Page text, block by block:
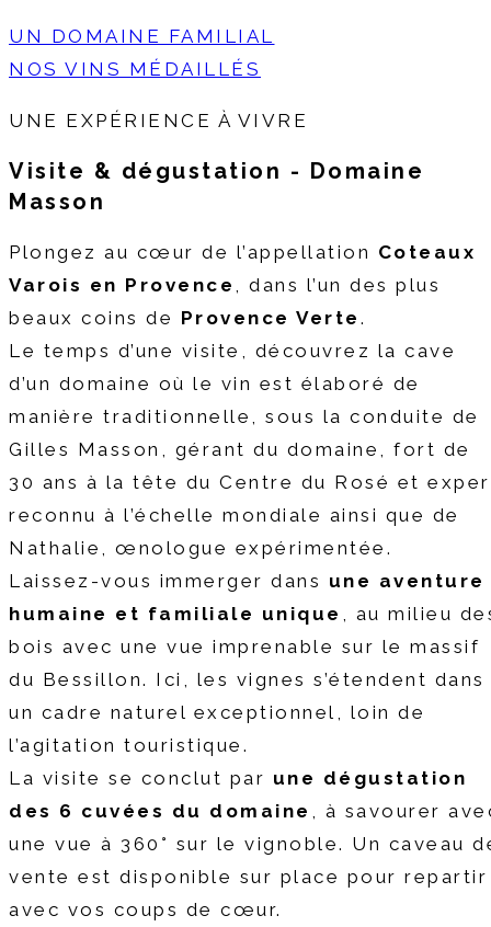
UN DOMAINE FAMILIAL
NOS VINS MÉDAILLÉS
UNE EXPÉRIENCE À VIVRE
Visite & dégustation - Domaine
Masson
Plongez au cœur de l’appellation Coteaux
Varois en Provence
, dans l’un des plus
beaux coins de Provence Verte .
Le temps d’une visite, découvrez la cave
d’un domaine où le vin est élaboré de
manière traditionnelle, sous la conduite de
Gilles Masson, gérant du domaine, fort de
30 ans à la tête du Centre du Rosé et
reconnu à l’échelle mondiale ainsi que de
Nathalie, œnologue expérimentée.
Laissez-vous immerger dans une aventure
humaine et familiale unique
, au milieu
bois avec une vue imprenable sur le massif
du Bessillon. Ici, les vignes s’étendent dans
un cadre naturel exceptionnel, loin de
l’agitation touristique.
La visite se conclut par une dégustation
des 6 cuvées du domaine
, à savourer
une vue à 360° sur le vignoble. Un caveau
vente est disponible sur place pour repartir
avec vos coups de cœur.